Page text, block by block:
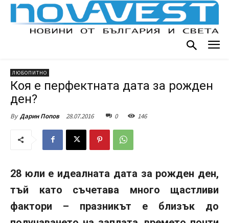
ЛЮБОПИТНО
Коя е перфектната дата за рожден
ден?
By Дарин Попов 28.07.2016 0 146
28 юли е идеалната дата за рожден ден,
тъй като съчетава много щастливи
фактори – празникът е близък до